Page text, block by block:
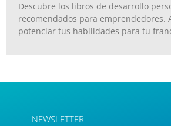
Descubre los libros de desarrollo
recomendados para emprendedores.
potenciar tus habilidades para tu
NEWSLETTER